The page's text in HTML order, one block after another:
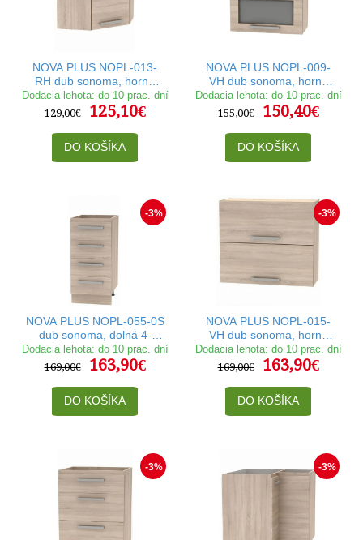
NOVA PLUS NOPL-013-
RH dub sonoma, horná
rohová skrinka v šírke
60x60 cm
Dodacia lehota: do 10 prac. dní
129,00€
125,10€
DO KOŠÍKA
NOVA PLUS NOPL-009-
VH dub sonoma, horná
výklopná skrinka so sklom
v šírke 60 cm
Dodacia lehota: do 10 prac. dní
155,00€
150,40€
DO KOŠÍKA
-3%
NOVA PLUS NOPL-055-0S
dub sonoma, dolná 4-
zásuvková skrinka v šírke
40 cm
Dodacia lehota: do 10 prac. dní
169,00€
163,90€
DO KOŠÍKA
-3%
NOVA PLUS NOPL-015-
VH dub sonoma, horná
výklopná skrinka v šírke 80
cm
Dodacia lehota: do 10 prac. dní
169,00€
163,90€
DO KOŠÍKA
-3% -3%